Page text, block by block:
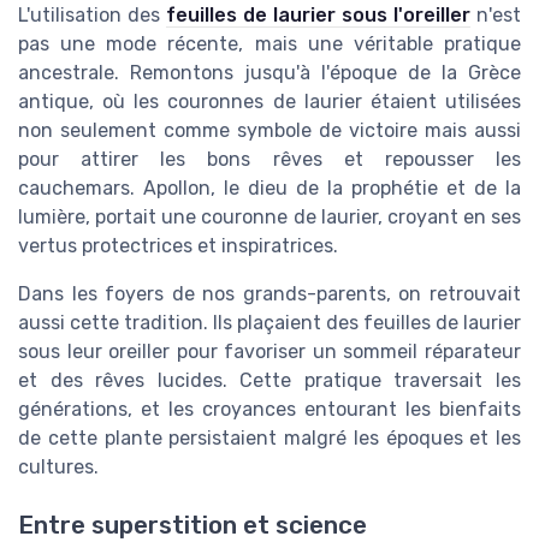
L'utilisation des feuilles de laurier sous l'oreiller n'est
pas une mode récente, mais une véritable pratique
ancestrale. Remontons jusqu'à l'époque de la Grèce
antique, où les couronnes de laurier étaient utilisées
non seulement comme symbole de victoire mais aussi
pour attirer les bons rêves et repousser les
cauchemars. Apollon, le dieu de la prophétie et de la
lumière, portait une couronne de laurier, croyant en ses
vertus protectrices et inspiratrices.
Dans les foyers de nos grands-parents, on retrouvait
aussi cette tradition. Ils plaçaient des feuilles de laurier
sous leur oreiller pour favoriser un sommeil réparateur
et des rêves lucides. Cette pratique traversait les
générations, et les croyances entourant les bienfaits
de cette plante persistaient malgré les époques et les
cultures.
Entre superstition et science